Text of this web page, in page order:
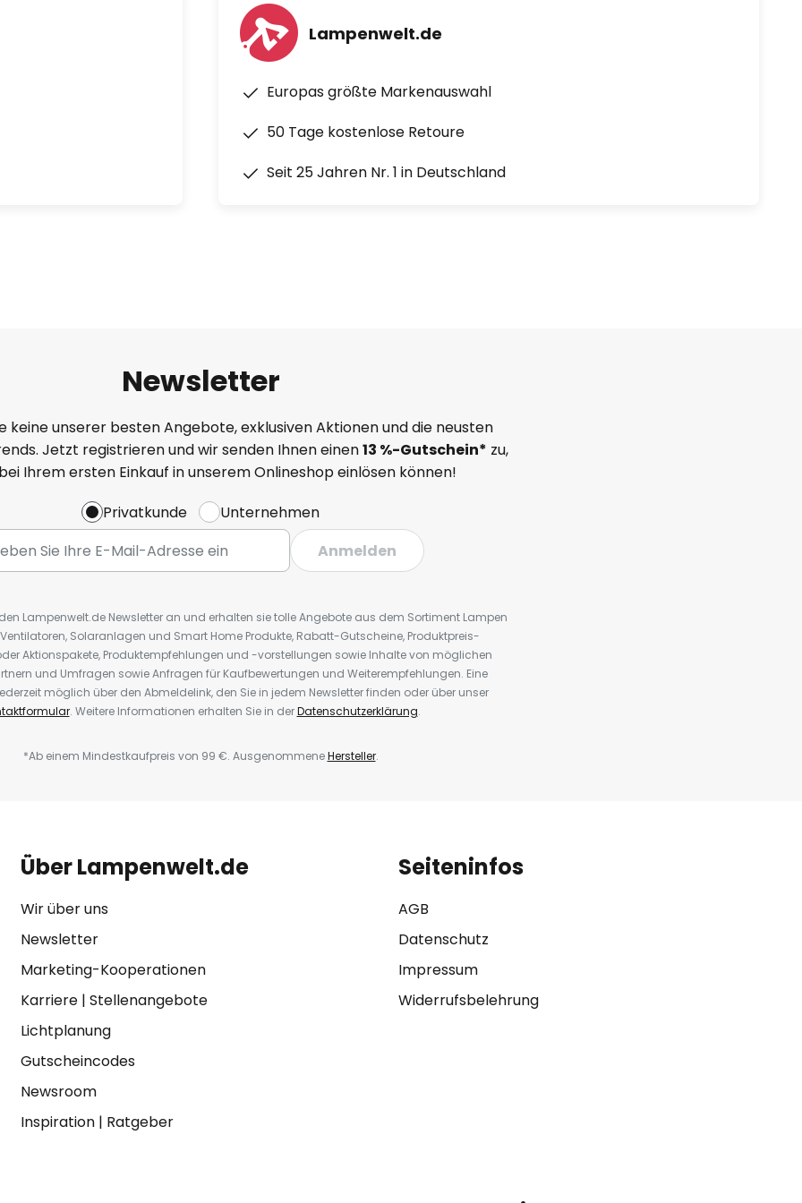
Lampenwelt.de
Europas größte Markenauswahl
50 Tage kostenlose Retoure
Seit 25 Jahren Nr. 1 in Deutschland
Newsletter
keine unserer besten Angebote, exklusiven Aktionen und die neusten
Jetzt registrieren und wir senden Ihnen einen13 %-Gutschein* zu,
Ihrem ersten Einkauf in unserem Onlineshop einlösen können!
Privatkunde
Unternehmen
Anmelden
Lampenwelt.de Newsletter an und erhalten sie tolle Angebote aus dem Sortiment Lampen
Solaranlagen und Smart Home Produkte, Rabatt-Gutscheine, Produktpreis-
Aktionspakete, Produktempfehlungen und -vorstellungen sowie Inhalte von möglichen
und Umfragen sowie Anfragen für Kaufbewertungen und Weiterempfehlungen. Eine
möglich über den Abmeldelink, den Sie in jedem Newsletter finden oder über unser
. Weitere Informationen erhalten Sie in derDatenschutzerklärung.
*Ab einem Mindestkaufpreis von 99 €. AusgenommeneHersteller.
Über Lampenwelt.de
Wir über uns
Newsletter
Marketing-Kooperationen
Karriere| Stellenangebote
Lichtplanung
Gutscheincodes
Newsroom
Inspiration| Ratgeber
Seiteninfos
AGB
Datenschutz
Impressum
Widerrufsbelehrung